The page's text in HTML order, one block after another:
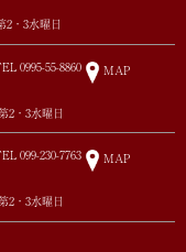
2・3水曜日
0995-55-8860 MAP
2・3水曜日
099-230-7763 MAP
2・3水曜日